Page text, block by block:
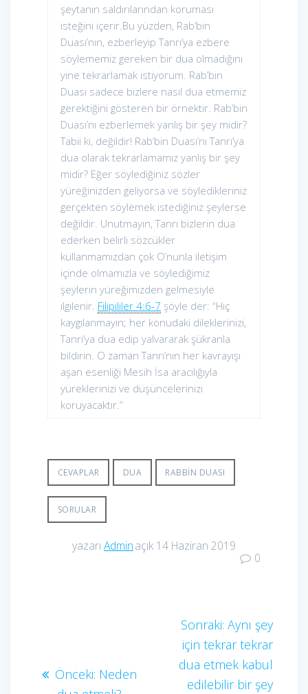
şeytanın saldırılarından koruması
isteğini içerir.Bu yüzden, Rab’bin
Duası’nın, ezberleyip Tanrı’ya ezbere
söylememiz gereken bir dua olmadığını
yine tekrarlamak istiyorum. Rab’bin
Duası sadece bizlere nasıl dua etmemiz
gerektiğini gösteren bir örnektir. Rab’bin
Duası’nı ezberlemek yanlış bir şey midir?
Tabii ki, değildir! Rab’bin Duası’nı Tanrı’ya
dua olarak tekrarlamamız yanlış bir şey
midir? Eğer söylediğiniz sözler
yüreğinizden geliyorsa ve söyledikleriniz
gerçekten söylemek istediğiniz şeylerse
değildir. Unutmayın, Tanrı bizlerin dua
ederken belirli sözcükler
kullanmamızdan çok O’nunla iletişim
içinde olmamızla ve söylediğimiz
şeylerin yüreğimizden gelmesiyle
ilgilenir. Filipililer 4:6-7 şöyle der: “Hiç
kaygılanmayın; her konudaki dileklerinizi,
Tanrı’ya dua edip yalvararak şükranla
bildirin. O zaman Tanrı’nın her kavrayışı
aşan esenliği Mesih İsa aracılığıyla
yüreklerinizi ve düşüncelerinizi
koruyacaktır.”
CEVAPLAR DUA RABBIN DUASI
SORULAR
yazarıAdminaçık 14 Haziran 2019
0
Önceki: Önceki
Neden
Sonraki: Sonraki
yazı:
Aynı şey
için tekrar tekrar
dua etmek kabul
edilebilir bir şey